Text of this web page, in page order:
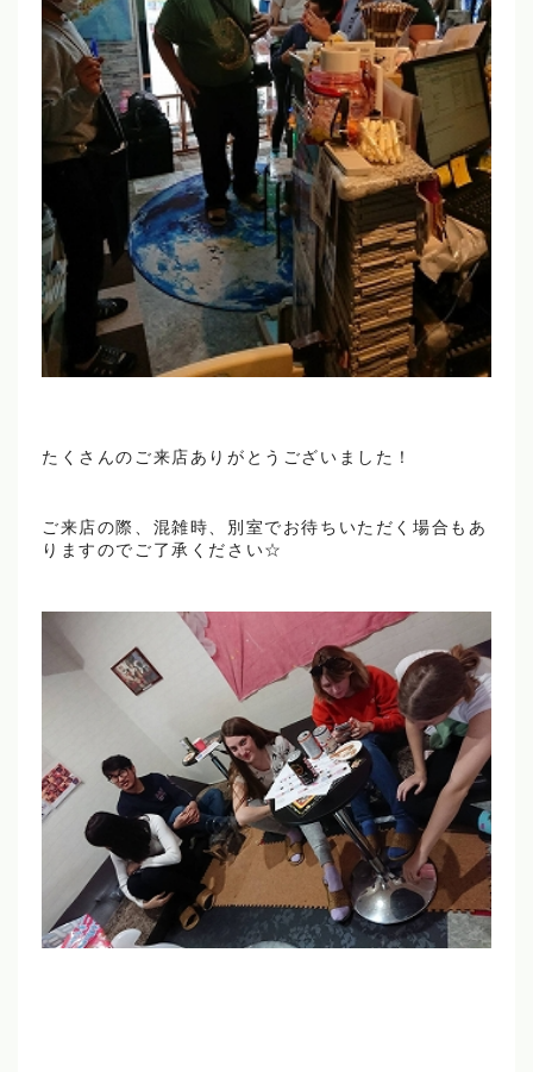
たくさんのご来店ありがとうございました！
ご来店の際、混雑時、別室でお待ちいただく場合もあ
りますのでご了承ください☆